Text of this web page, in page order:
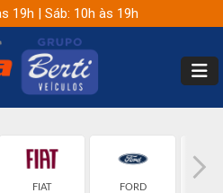
19h | Sáb: 10h às 19h
FIAT FORD